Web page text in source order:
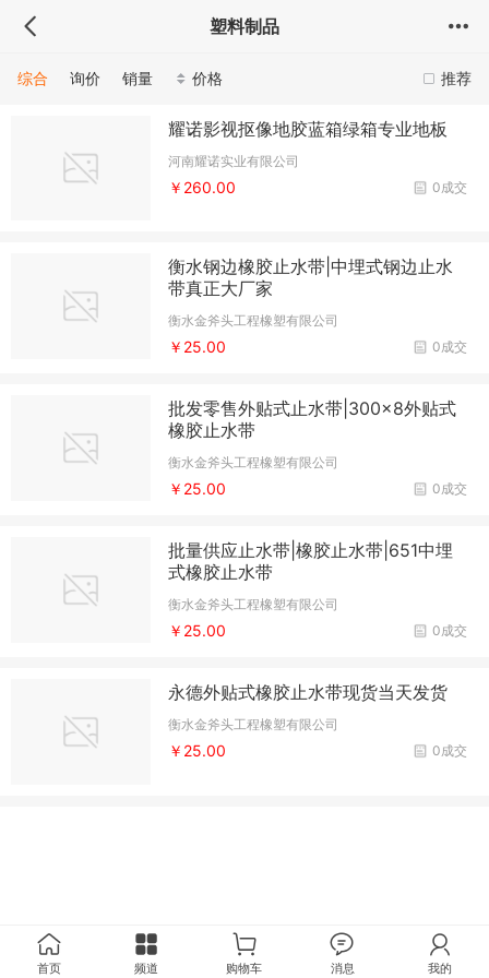
塑料制品
推荐
综合 询价 销量 价格
耀诺影视抠像地胶蓝箱绿箱专业地板
河南耀诺实业有限公司
0成交
￥260.00
衡水钢边橡胶止水带|中埋式钢边止水
带真正大厂家
衡水金斧头工程橡塑有限公司
0成交
￥25.00
批发零售外贴式止水带|300×8外贴式
橡胶止水带
衡水金斧头工程橡塑有限公司
0成交
￥25.00
批量供应止水带|橡胶止水带|651中埋
式橡胶止水带
衡水金斧头工程橡塑有限公司
0成交
￥25.00
永德外贴式橡胶止水带现货当天发货
衡水金斧头工程橡塑有限公司
0成交
￥25.00
首页 频道 购物车 消息 我的